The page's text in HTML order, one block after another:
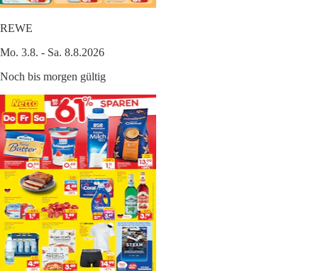
REWE
Mo. 3.8. - Sa. 8.8.2026
Noch bis morgen gültig